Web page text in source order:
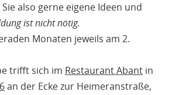
also gerne eigene Ideen und
ist nicht nötig.
Monaten jeweils am 2.
trifft sich im Restaurant Abant in
an der Ecke zur Heimeranstraße,